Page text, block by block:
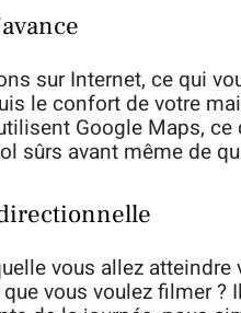
sur Internet, ce qui
le confort de votre
Google Maps,
sûrs avant même de
vous allez
vous voulez filmer ?